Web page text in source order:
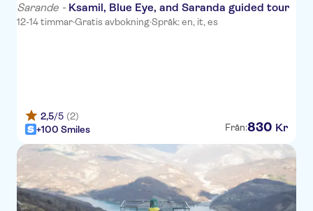
Vila Mare
Hotel Edart
Empire Hotel
Lubjana
Sarande - Ksamil, Blue Eye, and Saranda guided tour
12-14 timmar·Gratis avbokning·Språk: en, it, es
2,5/5 (2)
+100 Smiles
Från:830 Kr